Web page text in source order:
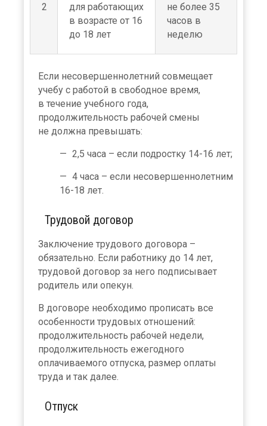
2
для работающих
в возрасте от 16
до 18 лет
не более 35
часов в
неделю
Если несовершеннолетний совмещает
учебу с работой в свободное время,
в течение учебного года,
продолжительность рабочей смены
не должна превышать:
2,5 часа – если подростку 14-16 лет;
4 часа – если несовершеннолетним
16-18 лет.
Трудовой договор
Заключение трудового договора –
обязательно. Если работнику до 14 лет,
трудовой договор за него подписывает
родитель или опекун.
В договоре необходимо прописать все
особенности трудовых отношений:
продолжительность рабочей недели,
продолжительность ежегодного
оплачиваемого отпуска, размер оплаты
труда и так далее.
Отпуск